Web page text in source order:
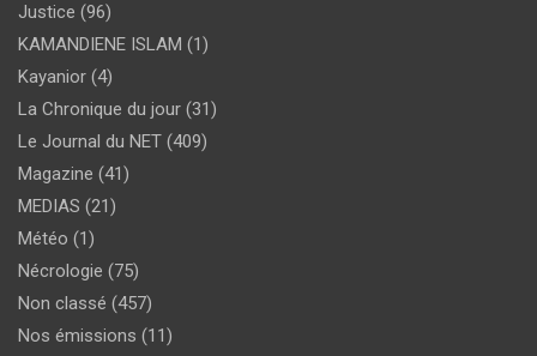
Justice (96)
KAMANDIENE ISLAM (1)
Kayanior (4)
La Chronique du jour (31)
Le Journal du NET (409)
Magazine (41)
MEDIAS (21)
Météo (1)
Nécrologie (75)
Non classé (457)
Nos émissions (11)